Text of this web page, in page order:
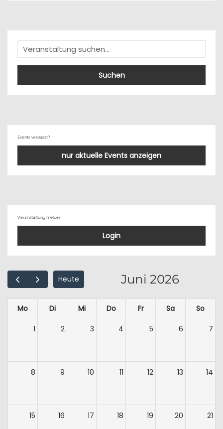
Suchen
Events verpasst?
nur aktuelle Events anzeigen
Veranstaltung melden
Login
Heute Juni 2026
Mo Di Mi Do Fr Sa So
1 2 3 4 5 6 7
8 9 10 11 12 13 14
15 16 17 18 19 20 21